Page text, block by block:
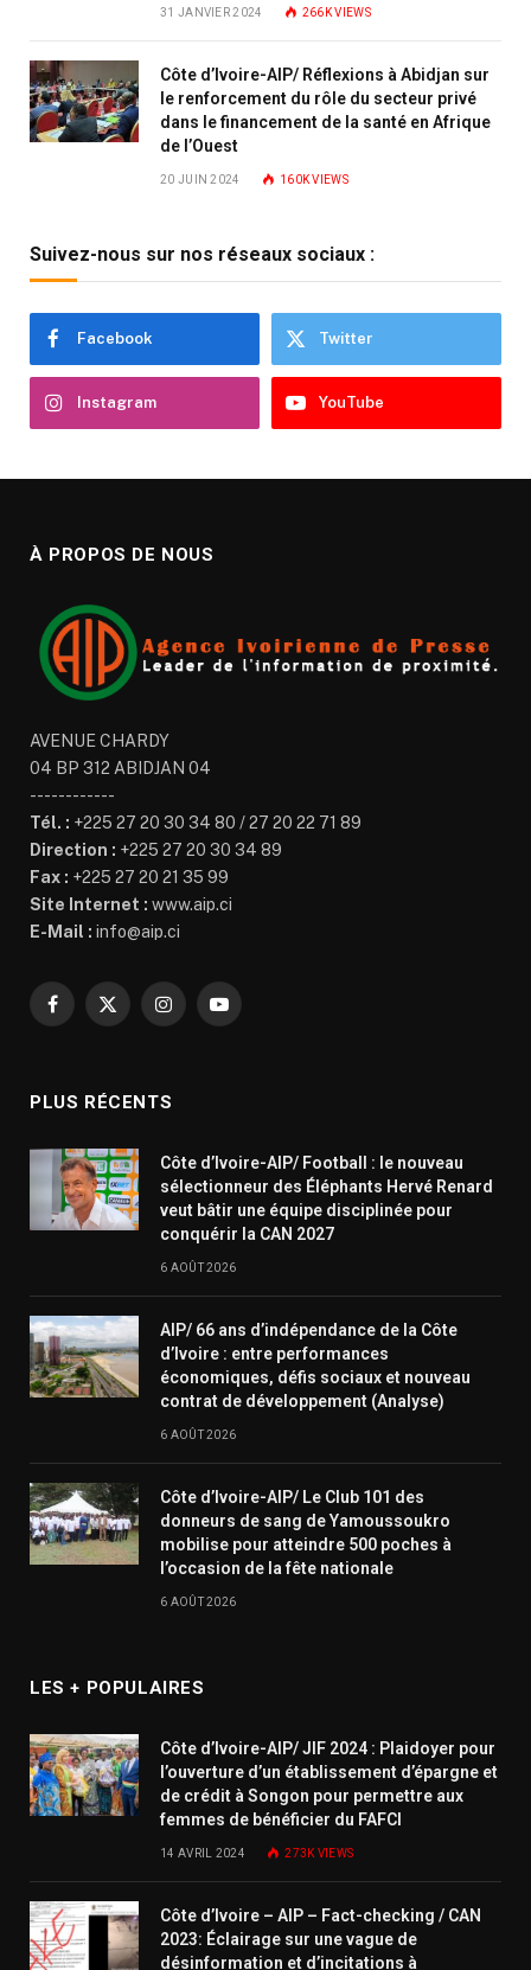
31 JANVIER 2024 266KVIEWS
Côte d’Ivoire-AIP/ Réflexions à Abidjan sur
le renforcement du rôle du secteur privé
dans le financement de la santé en Afrique
de l’Ouest
20 JUIN 2024 160KVIEWS
Suivez-nous sur nos réseaux sociaux :
Facebook Twitter
Instagram YouTube
À PROPOS DE NOUS
AVENUE CHARDY
04 BP 312 ABIDJAN 04
------------
Tél. : +225 27 20 30 34 80 / 27 20 22 71 89
Direction : +225 27 20 30 34 89
Fax : +225 27 20 21 35 99
Site Internet : www.aip.ci
E-Mail : info@aip.ci
Facebook
X
InstagramYouTube
PLUS RÉCENTS
Côte d’Ivoire-AIP/ Football : le nouveau
sélectionneur des Éléphants Hervé Renard
veut bâtir une équipe disciplinée pour
conquérir la CAN 2027
6 AOÛT 2026
AIP/ 66 ans d’indépendance de la Côte
d’Ivoire : entre performances
économiques, défis sociaux et nouveau
contrat de développement (Analyse)
6 AOÛT 2026
Côte d’Ivoire-AIP/ Le Club 101 des
donneurs de sang de Yamoussoukro
mobilise pour atteindre 500 poches à
l’occasion de la fête nationale
6 AOÛT 2026
LES + POPULAIRES
Côte d’Ivoire-AIP/ JIF 2024 : Plaidoyer pour
l’ouverture d’un établissement d’épargne et
de crédit à Songon pour permettre aux
femmes de bénéficier du FAFCI
14 AVRIL 2024 273KVIEWS
Côte d’Ivoire – AIP – Fact-checking / CAN
2023: Éclairage sur une vague de
désinformation et d’incitations à